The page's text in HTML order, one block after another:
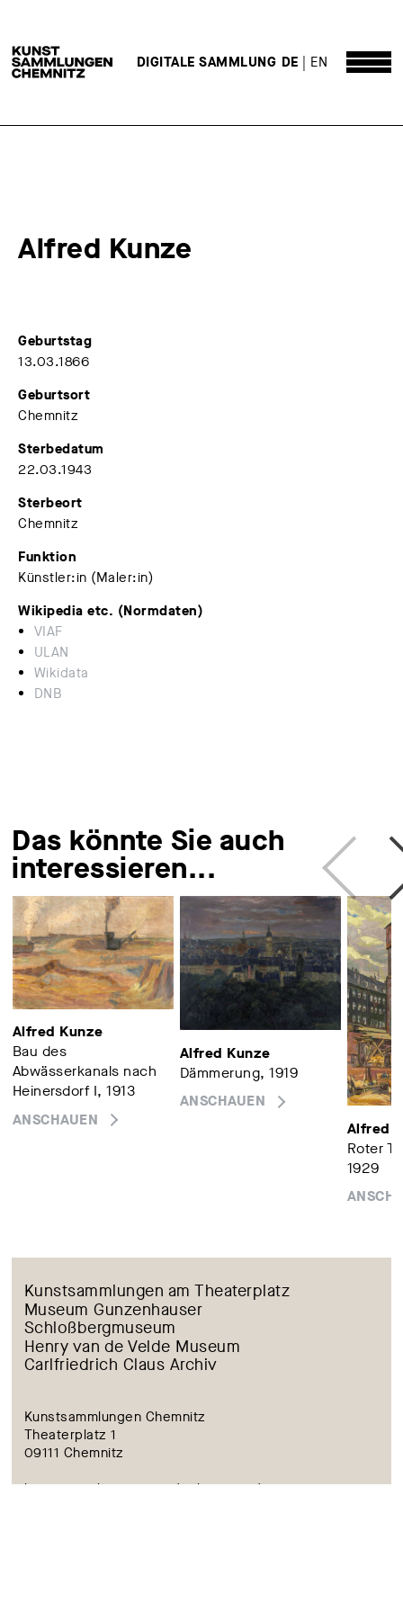
DE EN
DIGITALE SAMMLUNG
Alfred Kunze
Geburtstag
13.03.1866
Geburtsort
Chemnitz
Sterbedatum
22.03.1943
Sterbeort
Chemnitz
Funktion
Künstler:in (Maler:in)
Wikipedia etc. (Normdaten)
VIAF
ULAN
Wikidata
DNB
Das könnte Sie auch
interessieren...
Alfred Kunze
Bau des
Abwässerkanals nach
Heinersdorf I, 1913
ANSCHAUEN
Alfred Kunze
Dämmerung, 1919
ANSCHAUEN
Alfred
Roter
1929
Kunstsammlungen am Theaterplatz
Museum Gunzenhauser
Schloßbergmuseum
Henry van de Velde Museum
Carlfriedrich Claus Archiv
Kunstsammlungen Chemnitz
Theaterplatz 1
09111 Chemnitz
kunstsammlungen@stadt-chemnitz.de